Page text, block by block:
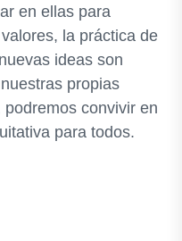
en ellas para
la práctica de
ideas son
propias
convivir en
para todos.